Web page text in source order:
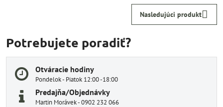
Nasledujúci produkt
Potrebujete poradiť?
Otváracie hodiny
Pondelok - Piatok 12:00 -18:00
Predajňa/Objednávky
Martin Morávek - 0902 232 066